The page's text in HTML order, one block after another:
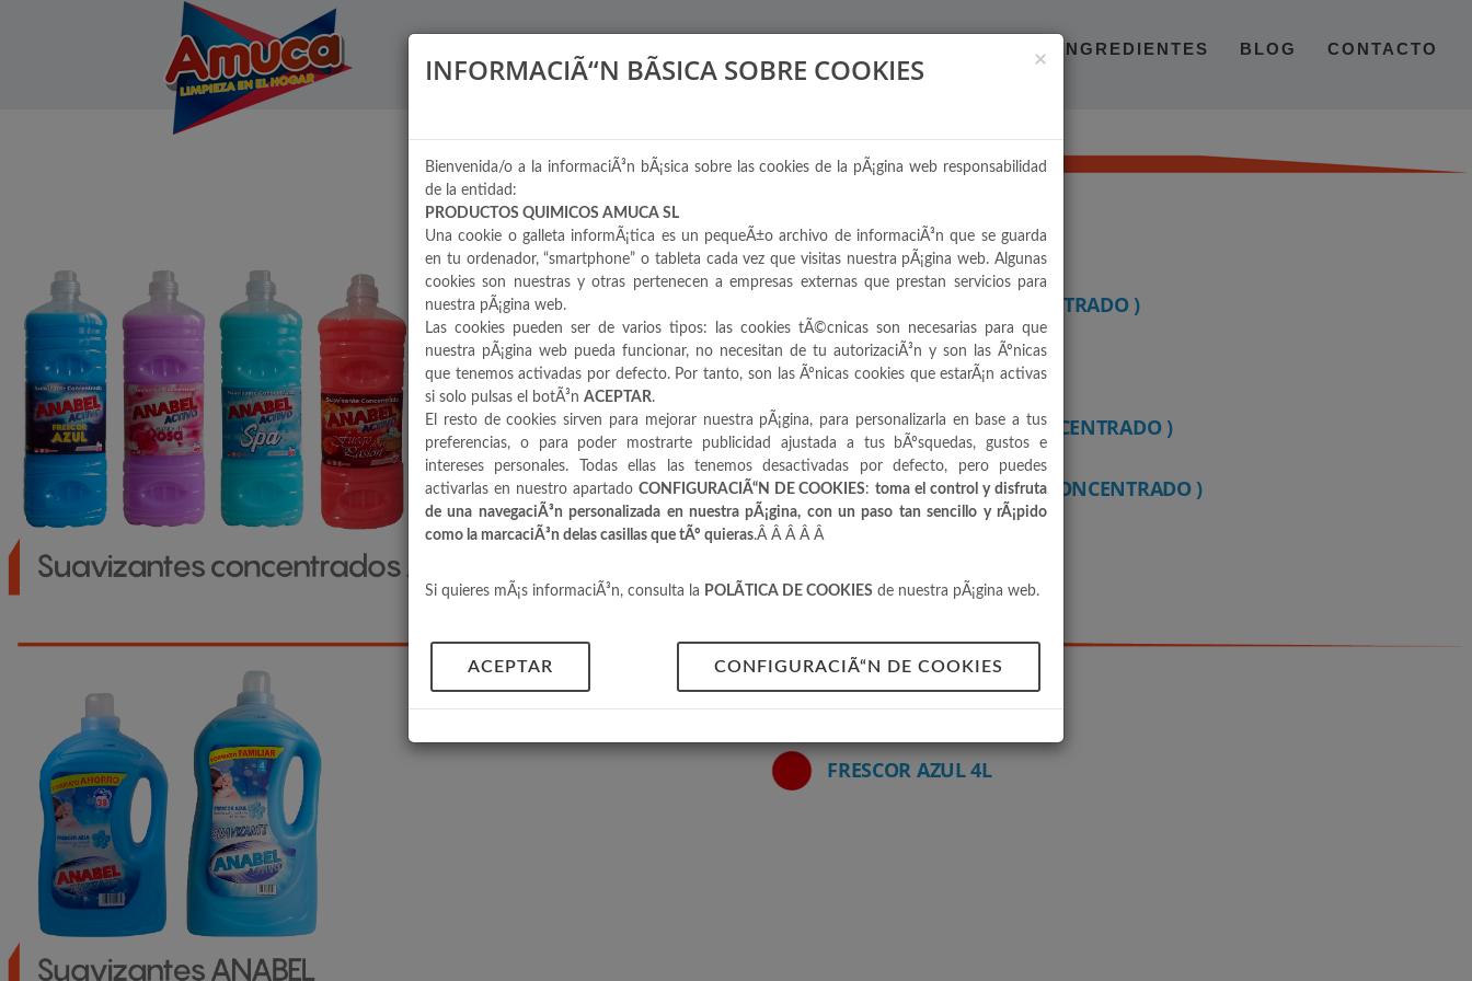
×
INFORMACIÃ“N BÃSICA SOBRE COOKIES
Bienvenida/o a la informaciÃ³n bÃ¡sica sobre las cookies de la pÃ¡gina web responsabilidad
de la entidad:
PRODUCTOS QUIMICOS AMUCA SL
Una cookie o galleta informÃ¡tica es un pequeÃ±o archivo de informaciÃ³n que se guarda
en tu ordenador, “smartphone” o tableta cada vez que visitas nuestra pÃ¡gina web. Algunas
cookies son nuestras y otras pertenecen a empresas externas que prestan servicios para
nuestra pÃ¡gina web.
Las cookies pueden ser de varios tipos: las cookies tÃ©cnicas son necesarias para que
nuestra pÃ¡gina web pueda funcionar, no necesitan de tu autorizaciÃ³n y son las Ãºnicas
que tenemos activadas por defecto. Por tanto, son las Ãºnicas cookies que estarÃ¡n activas
si solo pulsas el botÃ³n ACEPTAR.
El resto de cookies sirven para mejorar nuestra pÃ¡gina, para personalizarla en base a tus
preferencias, o para poder mostrarte publicidad ajustada a tus bÃºsquedas, gustos e
intereses personales. Todas ellas las tenemos desactivadas por defecto, pero puedes
activarlas en nuestro apartado CONFIGURACIÃ“N DE COOKIES:toma el control y disfruta
de una navegaciÃ³n personalizada en nuestra pÃ¡gina, con un paso tan sencillo y rÃ¡pido
como la marcaciÃ³n delas casillas que tÃº quieras.Â Â Â Â Â
Si quieres mÃ¡s informaciÃ³n, consulta la POLÃTICA DE COOKIES de nuestra pÃ¡gina web.
ACEPTAR CONFIGURACIÃ“N DE COOKIES
INGREDIENTES BLOG CONTACTO
FRESCOR AZUL ( CONCENTRADO )
SPA ( CONCENTRADO )
CARICIAS DE ROSA ( CONCENTRADO )
FUEGO DE LA PASIÓN ( CONCENTRADO )
FRESCOR AZUL 3L
FRESCOR AZUL 4L